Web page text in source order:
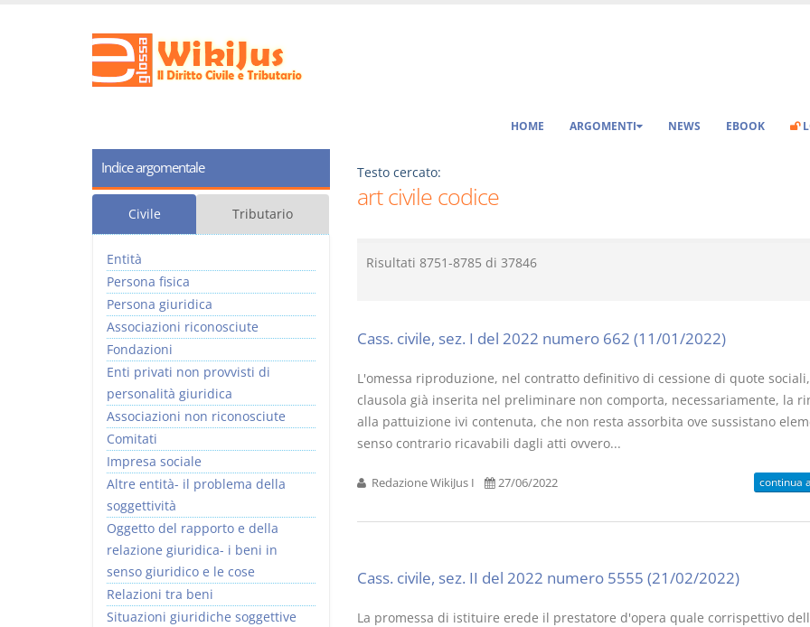
HOME ARGOMENTI NEWS EBOOK
Testo cercato:
art civile codice
Risultati 8751-8785 di 37846
Cass. civile, sez. I del 2022 numero 662 (11/01/2022)
L'omessa riproduzione, nel contratto definitivo di cessione di quote
clausola già inserita nel preliminare non comporta, necessariamente, la
alla pattuizione ivi contenuta, che non resta assorbita ove sussistano
senso contrario ricavabili dagli atti ovvero...
Redazione WikiJus I 27/06/2022 continua
Cass. civile, sez. II del 2022 numero 5555 (21/02/2022)
La promessa di istituire erede il prestatore d'opera quale corrispettivo
Indice argomentale
Civile Tributario
Entità
Persona fisica
Persona giuridica
Associazioni riconosciute
Fondazioni
Enti privati non provvisti di
personalità giuridica
Associazioni non riconosciute
Comitati
Impresa sociale
Altre entità- il problema della
soggettività
Oggetto del rapporto e della
relazione giuridica- i beni in
senso giuridico e le cose
Relazioni tra beni
Situazioni giuridiche soggettive
I Vincoli
Versione
(iva incl.)